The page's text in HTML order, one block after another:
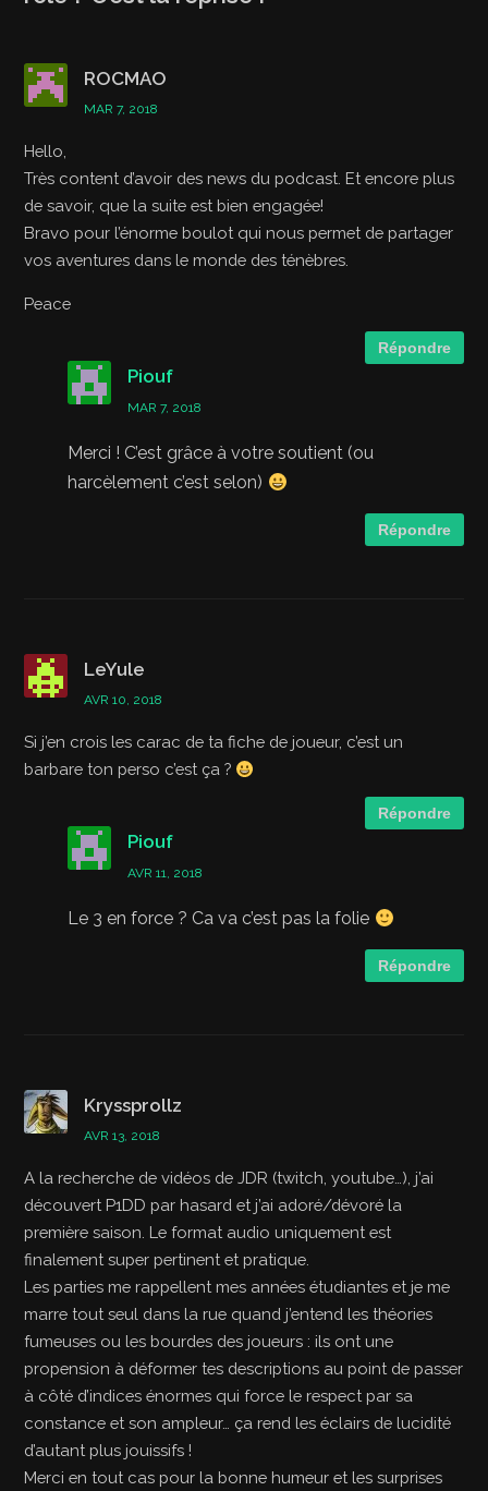
ROCMAO
MAR 7, 2018
Hello,
Très content d’avoir des news du podcast. Et encore plus
de savoir, que la suite est bien engagée!
Bravo pour l’énorme boulot qui nous permet de partager
vos aventures dans le monde des ténèbres.
Peace
Répondre
Piouf
MAR 7, 2018
Merci ! C’est grâce à votre soutient (ou
harcèlement c’est selon)
Répondre
LeYule
AVR 10, 2018
Si j’en crois les carac de ta fiche de joueur, c’est un
barbare ton perso c’est ça ?
Répondre
Piouf
AVR 11, 2018
Le 3 en force ? Ca va c’est pas la folie
Répondre
Kryssprollz
AVR 13, 2018
A la recherche de vidéos de JDR (twitch, youtube…), j’ai
découvert P1DD par hasard et j’ai adoré/dévoré la
première saison. Le format audio uniquement est
finalement super pertinent et pratique.
Les parties me rappellent mes années étudiantes et je me
marre tout seul dans la rue quand j’entend les théories
fumeuses ou les bourdes des joueurs : ils ont une
propension à déformer tes descriptions au point de passer
à côté d’indices énormes qui force le respect par sa
constance et son ampleur… ça rend les éclairs de lucidité
d’autant plus jouissifs !
Merci en tout cas pour la bonne humeur et les surprises